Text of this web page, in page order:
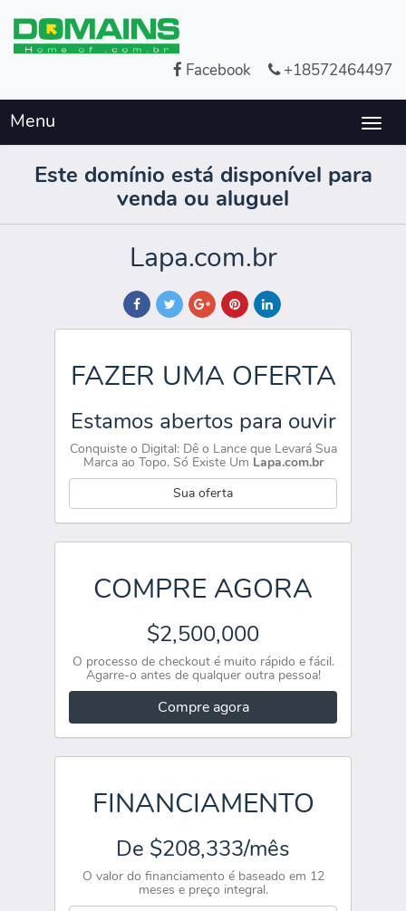
Facebook +18572464497
Menu
Este domínio está disponível para
venda ou aluguel
Lapa.com.br
FAZER UMA OFERTA
Estamos abertos para ouvir
Conquiste o Digital: Dê o Lance que Levará Sua
Marca ao Topo. Só Existe Um Lapa.com.br
Sua oferta
COMPRE AGORA
$2,500,000
O processo de checkout é muito rápido e fácil.
Agarre-o antes de qualquer outra pessoa!
Compre agora
FINANCIAMENTO
De $208,333/mês
O valor do financiamento é baseado em 12
meses e preço integral.